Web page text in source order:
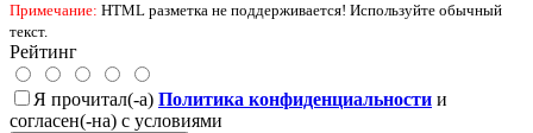
Примечание: HTML разметка не поддерживается! Используйте обычный
текст.
Рейтинг
Я прочитал(-а) Политика конфиденциальности и
согласен(-на) с условиями